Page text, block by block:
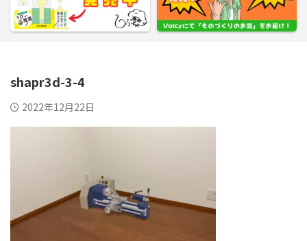
shapr3d-3-4
2022年12月22日